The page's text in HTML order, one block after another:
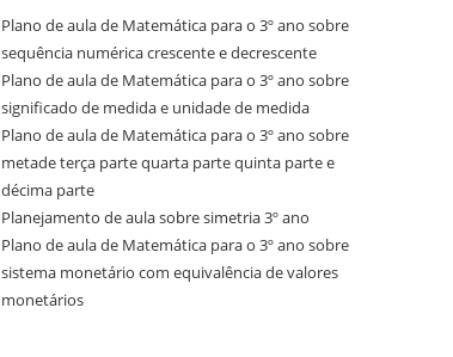
Plano de aula de Matemática para o 3º ano sobre
sequência numérica crescente e decrescente
Plano de aula de Matemática para o 3º ano sobre
significado de medida e unidade de medida
Plano de aula de Matemática para o 3º ano sobre
metade terça parte quarta parte quinta parte e
décima parte
Planejamento de aula sobre simetria 3º ano
Plano de aula de Matemática para o 3º ano sobre
sistema monetário com equivalência de valores
monetários